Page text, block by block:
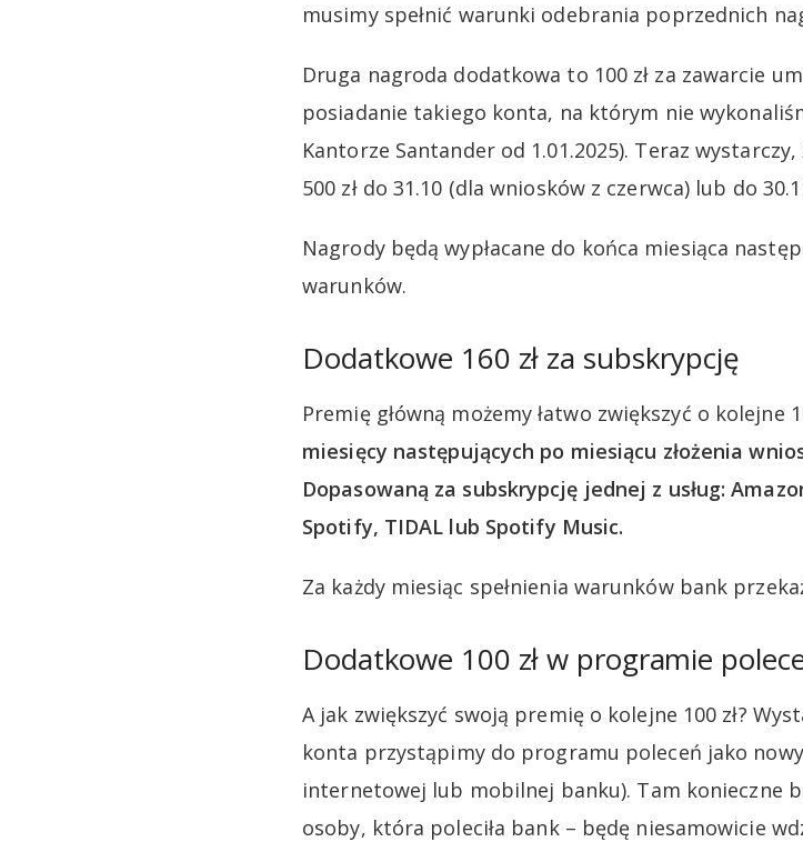
musimy spełnić warunki odebrania poprzednich
Druga nagroda dodatkowa to 100 zł za zawarcie
posiadanie takiego konta, na którym nie
Kantorze Santander od 1.01.2025). Teraz
500 zł do 31.10 (dla wniosków z czerwca) lub do
Nagrody będą wypłacane do końca miesiąca
warunków.
Dodatkowe 160 zł za subskrypcję
Premię główną możemy łatwo zwiększyć o kolejne
miesięcy następujących po miesiącu złożenia
Dopasowaną za subskrypcję jednej z usług:
Spotify, TIDAL lub Spotify Music.
Za każdy miesiąc spełnienia warunków bank
Dodatkowe 100 zł w programie
A jak zwiększyć swoją premię o kolejne 100 zł?
konta przystąpimy do programu poleceń jako
internetowej lub mobilnej banku). Tam konieczne
osoby, która poleciła bank – będę niesamowicie